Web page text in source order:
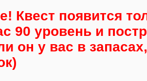
Квест появится
90 уровень и
он у вас в